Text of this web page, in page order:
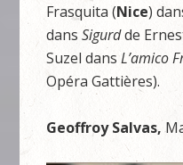
Frasquita (Nice)
dansSigurdde
Suzel dansL’amico
Opéra Gattières).
Geoffroy Salvas,